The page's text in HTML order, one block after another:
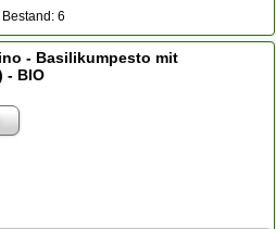
Bestand: 6
- Basilikumpesto mit
- BIO